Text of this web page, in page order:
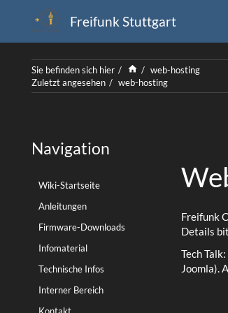
Freifunk Stuttgart
Sie befinden sich hier Homeweb-hosting
Zuletzt angesehen
web-hosting
Navigation
Wiki-Startseite
Anleitungen
Firmware-Downloads
Infomaterial
Technische Infos
Interner Bereich
Kontakt
Freifunk
Details
Tech
Joomla).